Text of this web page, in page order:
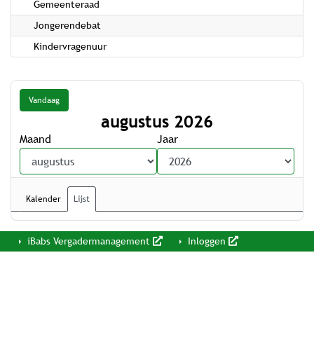
Gemeenteraad
Jongerendebat
Kindervragenuur
Vandaag
augustus 2026
Maand Jaar
Kalender Lijst
iBabs Vergadermanagement Inloggen